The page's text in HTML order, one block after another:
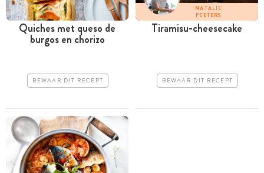
Quiches met queso de
burgos en chorizo
BEWAAR DIT RECEPT
NATALIE
PEETERS
Tiramisu-cheesecake
BEWAAR DIT RECEPT